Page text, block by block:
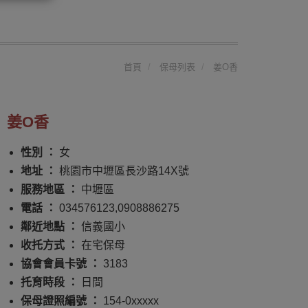
首頁 保母列表 姜O香
姜O香
性別 ：
女
地址 ： 桃園市中壢區長沙路14X號
服務地區 ：
中壢區
電話 ： 034576123,0908886275
鄰近地點 ： 信義國小
收托方式 ： 在宅保母
協會會員卡號 ： 3183
托育時段 ：
日間
保母證照編號 ：
154-0xxxxx